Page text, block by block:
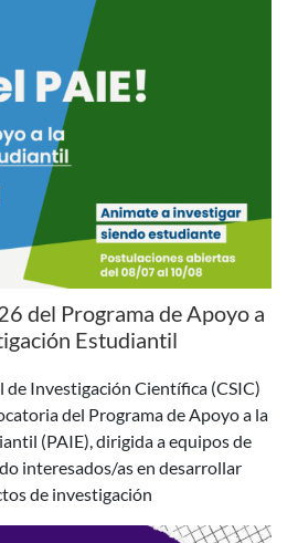
del Programa de Apoyo a
Estudiantil
de Investigación Científica (CSIC)
del Programa de Apoyo a la
(PAIE), dirigida a equipos de
interesados/as en desarrollar
de investigación